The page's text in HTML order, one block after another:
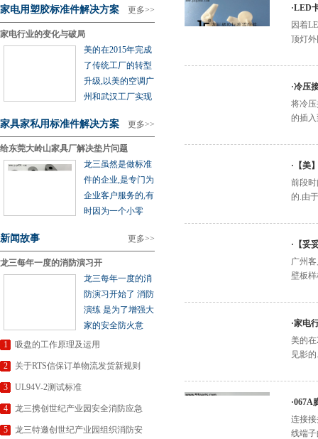
更多>>
家电用塑胶标准件解决方案
家电行业的变化与破局
美的在2015年完成
了传统工厂的转型
升级,以美的空调广
州和武汉工厂实现
更多>>
家具家私用标准件解决方案
给东莞大岭山家具厂解决垫片问题
龙三虽然是做标准
件的企业,是专门为
企业客户服务的,有
时因为一个小零
更多>>
新闻故事
龙三每年一度的消防演习开
龙三每年一度的消
防演习开始了 消防
演练 是为了增强大
家的安全防火意
1
吸盘的工作原理及运用
2 关于RTS信保订单物流发货新规则
3 UL94V-2测试标准
4 龙三携创世纪产业园安全消防应急
5 龙三特邀创世纪产业园组织消防安
·LED
因着
顶灯
·冷压
将冷
的插
· 【美
前段
的.由
· 【妥
广州
壁板
·家电
美的
见影
·067A
连接
线端